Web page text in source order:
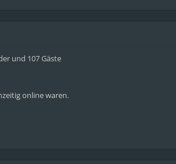
und 107 Gäste
online waren.